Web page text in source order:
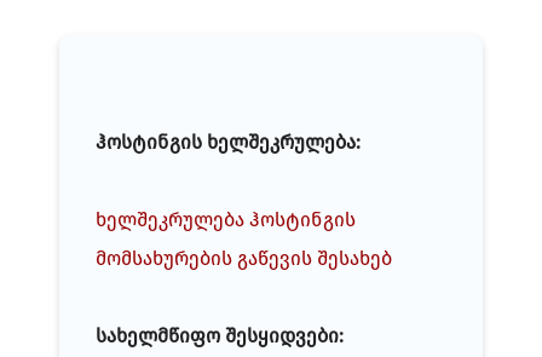
ჰოსტინგის ხელშეკრულება:
ხელშეკრულება ჰოსტინგის
მომსახურების გაწევის შესახებ
სახელმწიფო შესყიდვები: